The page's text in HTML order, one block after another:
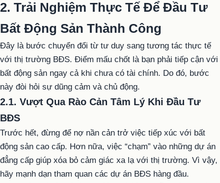
2. Trải Nghiệm Thực Tế Để Đầu Tư
Bất Động Sản Thành Công
Đây là bước chuyển đổi từ tư duy sang tương tác thực tế
với thị trường BĐS. Điểm mấu chốt là bạn phải tiếp cận với
bất động sản ngay cả khi chưa có tài chính. Do đó, bước
này đòi hỏi sự dũng cảm và chủ động.
2.1. Vượt Qua Rào Cản Tâm Lý Khi Đầu Tư
BĐS
Trước hết, đừng để nợ nần cản trở việc tiếp xúc với bất
động sản cao cấp. Hơn nữa, việc “chạm” vào những dự án
đẳng cấp giúp xóa bỏ cảm giác xa lạ với thị trường. Vì vậy,
hãy mạnh dạn tham quan các dự án BĐS hàng đầu.